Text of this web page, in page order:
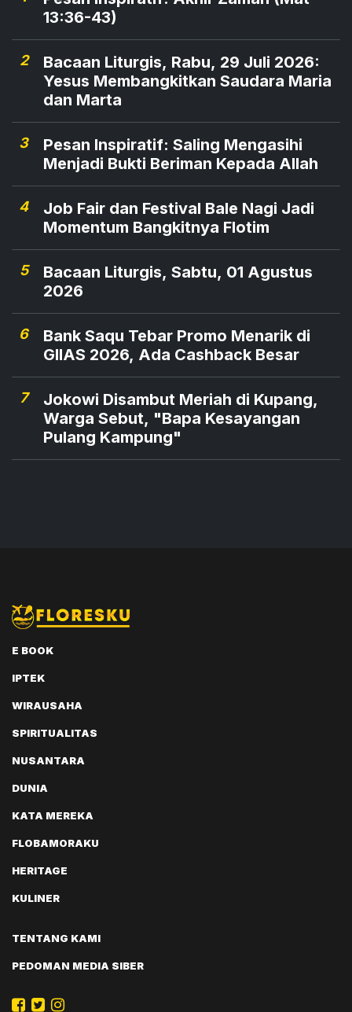
13:36-43)
2
Bacaan Liturgis, Rabu, 29 Juli 2026:
Yesus Membangkitkan Saudara Maria
dan Marta
3
Pesan Inspiratif: Saling Mengasihi
Menjadi Bukti Beriman Kepada Allah
4
Job Fair dan Festival Bale Nagi Jadi
Momentum Bangkitnya Flotim
5
Bacaan Liturgis, Sabtu, 01 Agustus
2026
6
Bank Saqu Tebar Promo Menarik di
GIIAS 2026, Ada Cashback Besar
7
Jokowi Disambut Meriah di Kupang,
Warga Sebut, "Bapa Kesayangan
Pulang Kampung"
E BOOK
IPTEK
WIRAUSAHA
SPIRITUALITAS
NUSANTARA
DUNIA
KATA MEREKA
FLOBAMORAKU
HERITAGE
KULINER
TENTANG KAMI
PEDOMAN MEDIA SIBER